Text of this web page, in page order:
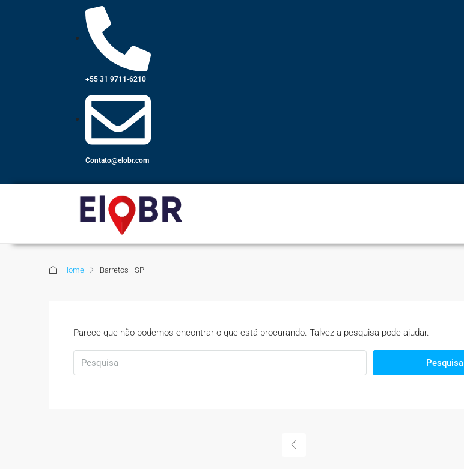
+55 31 9711-6210
Contato@elobr.com
Home Barretos - SP
Parece que não podemos encontrar o que está procurando. Talvez a pesquisa pode ajudar.
Pesquisa